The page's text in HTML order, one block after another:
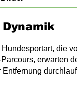
die
erwarten